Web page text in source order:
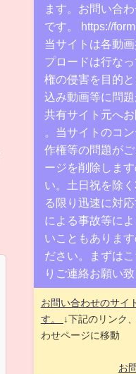
ます。お問い合
です。 https://
当サイトは各動
プロードは行な
権の侵害を目的
込み動画等に問
共有サイト元へ
。当サイトのコ
作権等の問題が
ージを削除しま
い。土日祝を除
る限り迅速に対
による事故等に
いこともありま
ださい。まずは
りご連絡お願い致
お問い合わせのサイ
す。
↓下記のリンク
わせページに移動
お